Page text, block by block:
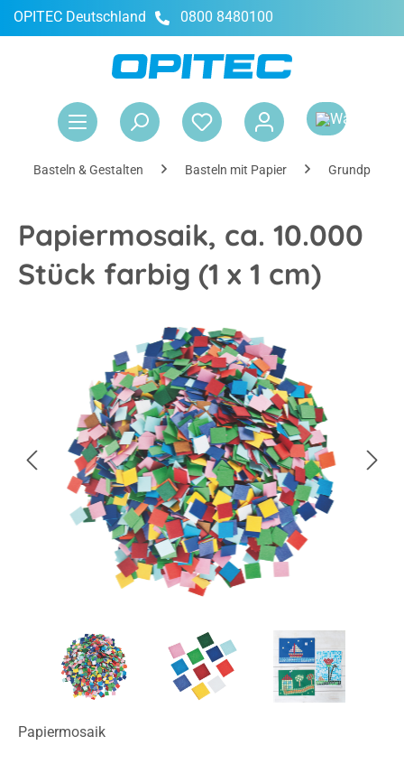
springen
OPITEC Deutschland 0800 8480100
Basteln & Gestalten Basteln mit Papier Grundpapier
Papiermosaik, ca. 10.000
Stück farbig (1 x 1 cm)
Papiermosaik